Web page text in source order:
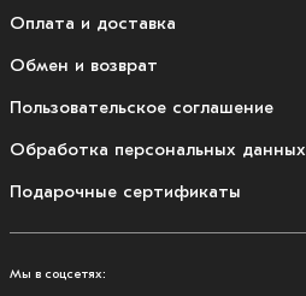
Оплата и доставка
Обмен и возврат
Пользовательское соглашение
Обработка персональных данных
Подарочные сертификаты
Мы в соцсетях: